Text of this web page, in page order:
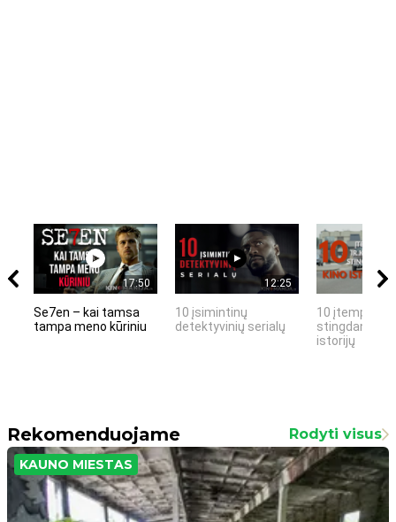
17:50
Se7en – kai tamsa
tampa meno kūriniu
12:25
10 įsimintinų
detektyvinių serialų
10 įtemptų,
stingdančių
istorijų
Rekomenduojame Rodyti visus
KAUNO MIESTAS